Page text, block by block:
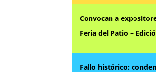
Convocan a
Feria del Patio –
Fallo histórico: